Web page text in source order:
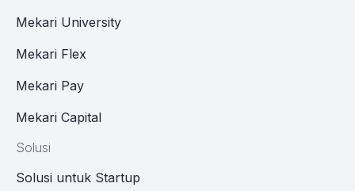
Mekari University
Mekari Flex
Mekari Pay
Mekari Capital
Solusi
Solusi untuk Startup